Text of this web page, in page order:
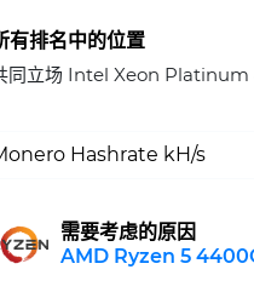
有排名中的位置
同立场 Intel Xeon Platinum
Hashrate kH/s
需要考虑的原因
AMD Ryzen 5